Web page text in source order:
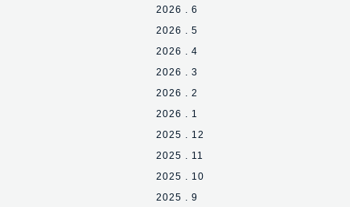
2026 . 6
2026 . 5
2026 . 4
2026 . 3
2026 . 2
2026 . 1
2025 . 12
2025 . 11
2025 . 10
2025 . 9